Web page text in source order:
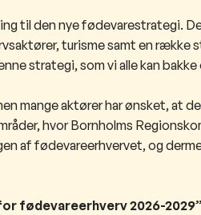
til den nye fødevarestrategi.
turisme samt en række
strategi, som vi alle kan bakke
mange aktører har ønsket, at
hvor Bornholms
af fødevareerhvervet, og
fødevareerhverv 2026-